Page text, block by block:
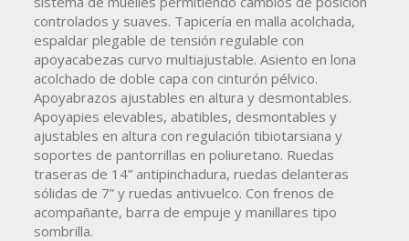
controlados y suaves. Tapicería en malla acolchada,
espaldar plegable de tensión regulable con
apoyacabezas curvo multiajustable. Asiento en lona
acolchado de doble capa con cinturón pélvico.
Apoyabrazos ajustables en altura y desmontables.
Apoyapies elevables, abatibles, desmontables y
ajustables en altura con regulación tibiotarsiana y
soportes de pantorrillas en poliuretano. Ruedas
traseras de 14” antipinchadura, ruedas delanteras
sólidas de 7” y ruedas antivuelco. Con frenos de
acompañante, barra de empuje y manillares tipo
sombrilla.